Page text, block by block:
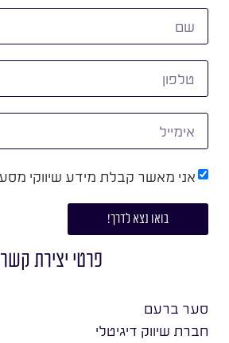
אני מאשר קבלת מידע שיווקי
בואו נצא לדרך!
פרטי יצירת קשר
סער ברעם
חברת שיווק דיגיטלי